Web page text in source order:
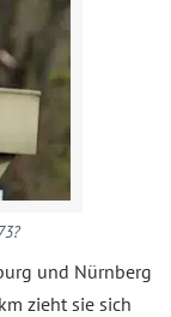
und Nürnberg
zieht sie sich